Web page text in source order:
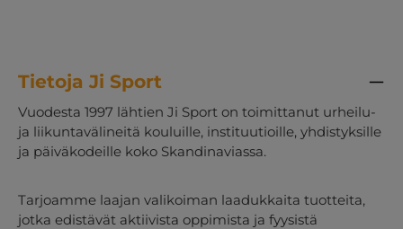
Tietoja Ji Sport
Vuodesta 1997 lähtien Ji Sport on toimittanut urheilu-
ja liikuntavälineitä kouluille, instituutioille, yhdistyksille
ja päiväkodeille koko Skandinaviassa.
Tarjoamme laajan valikoiman laadukkaita tuotteita,
jotka edistävät aktiivista oppimista ja fyysistä